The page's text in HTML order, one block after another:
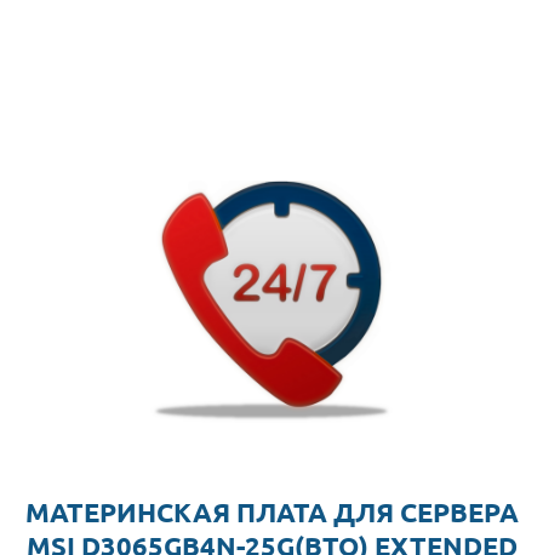
МАТЕРИНСКАЯ ПЛАТА ДЛЯ СЕРВЕРА
MSI D3065GB4N-25G(BTO) EXTENDED